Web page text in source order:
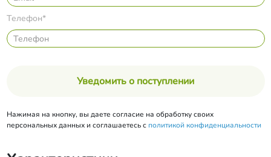
Телефон*
Уведомить о поступлении
Нажимая на кнопку, вы даете согласие на обработку своих
персональных данных и соглашаетесь с политикой конфиденциальности